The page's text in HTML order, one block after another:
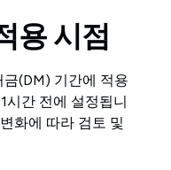
용 시점
(DM) 기간에 적용
시간 전에 설정됩니
화에 따라 검토 및